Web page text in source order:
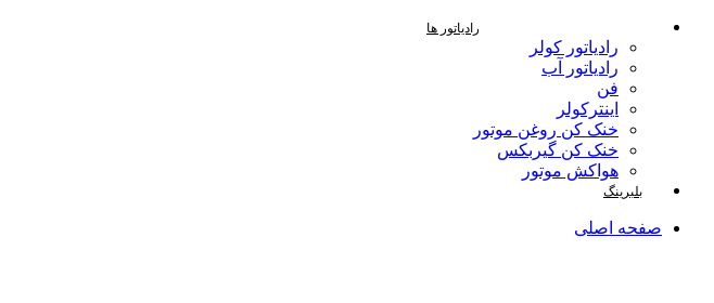
رادیاتور ها
رادیاتور کولر
رادیاتور آب
فن
اینترکولر
خنک کن روغن موتور
خنک کن گیربکس
هواکش موتور
بلبرینگ
صفحه اصلی